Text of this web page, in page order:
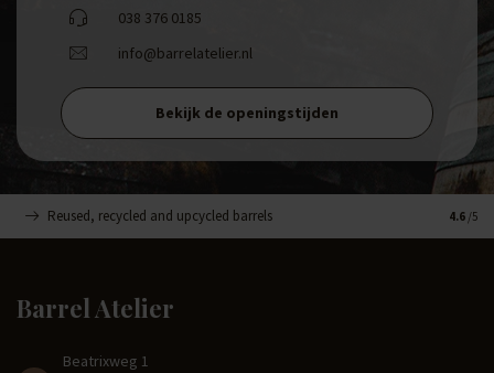
038 376 0185
info@barrelatelier.nl
Bekijk de openingstijden
Reused, recycled and upcycled barrels 4.6 /5
Barrel Atelier
Beatrixweg 1